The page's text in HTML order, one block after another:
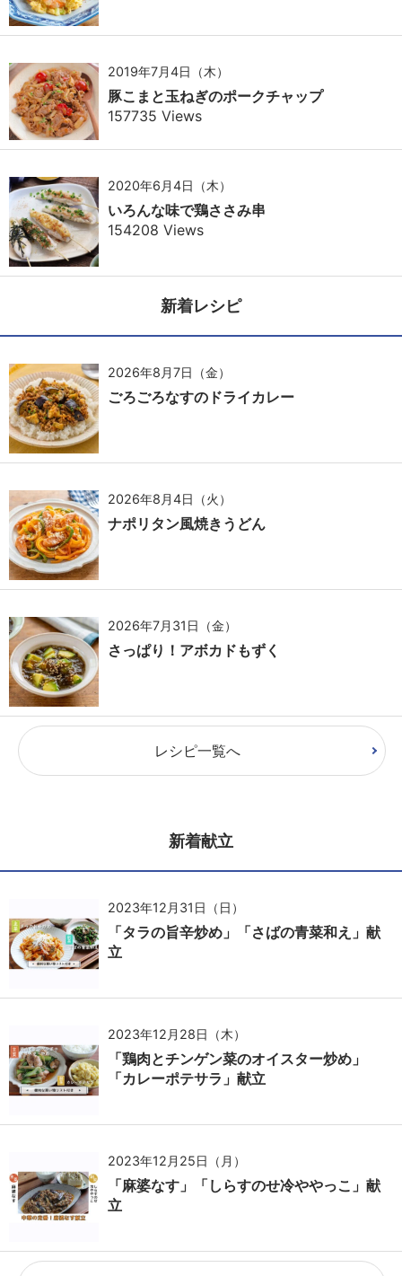
2019年7月4日（木）
豚こまと玉ねぎのポークチャップ
157735 Views
2020年6月4日（木）
いろんな味で鶏ささみ串
154208 Views
新着レシピ
2026年8月7日（金）
ごろごろなすのドライカレー
2026年8月4日（火）
ナポリタン風焼きうどん
2026年7月31日（金）
さっぱり！アボカドもずく
レシピ一覧へ
新着献立
2023年12月31日（日）
「タラの旨辛炒め」「さばの青菜和え」献
立
2023年12月28日（木）
「鶏肉とチンゲン菜のオイスター炒め」
「カレーポテサラ」献立
2023年12月25日（月）
「麻婆なす」「しらすのせ冷ややっこ」献
立